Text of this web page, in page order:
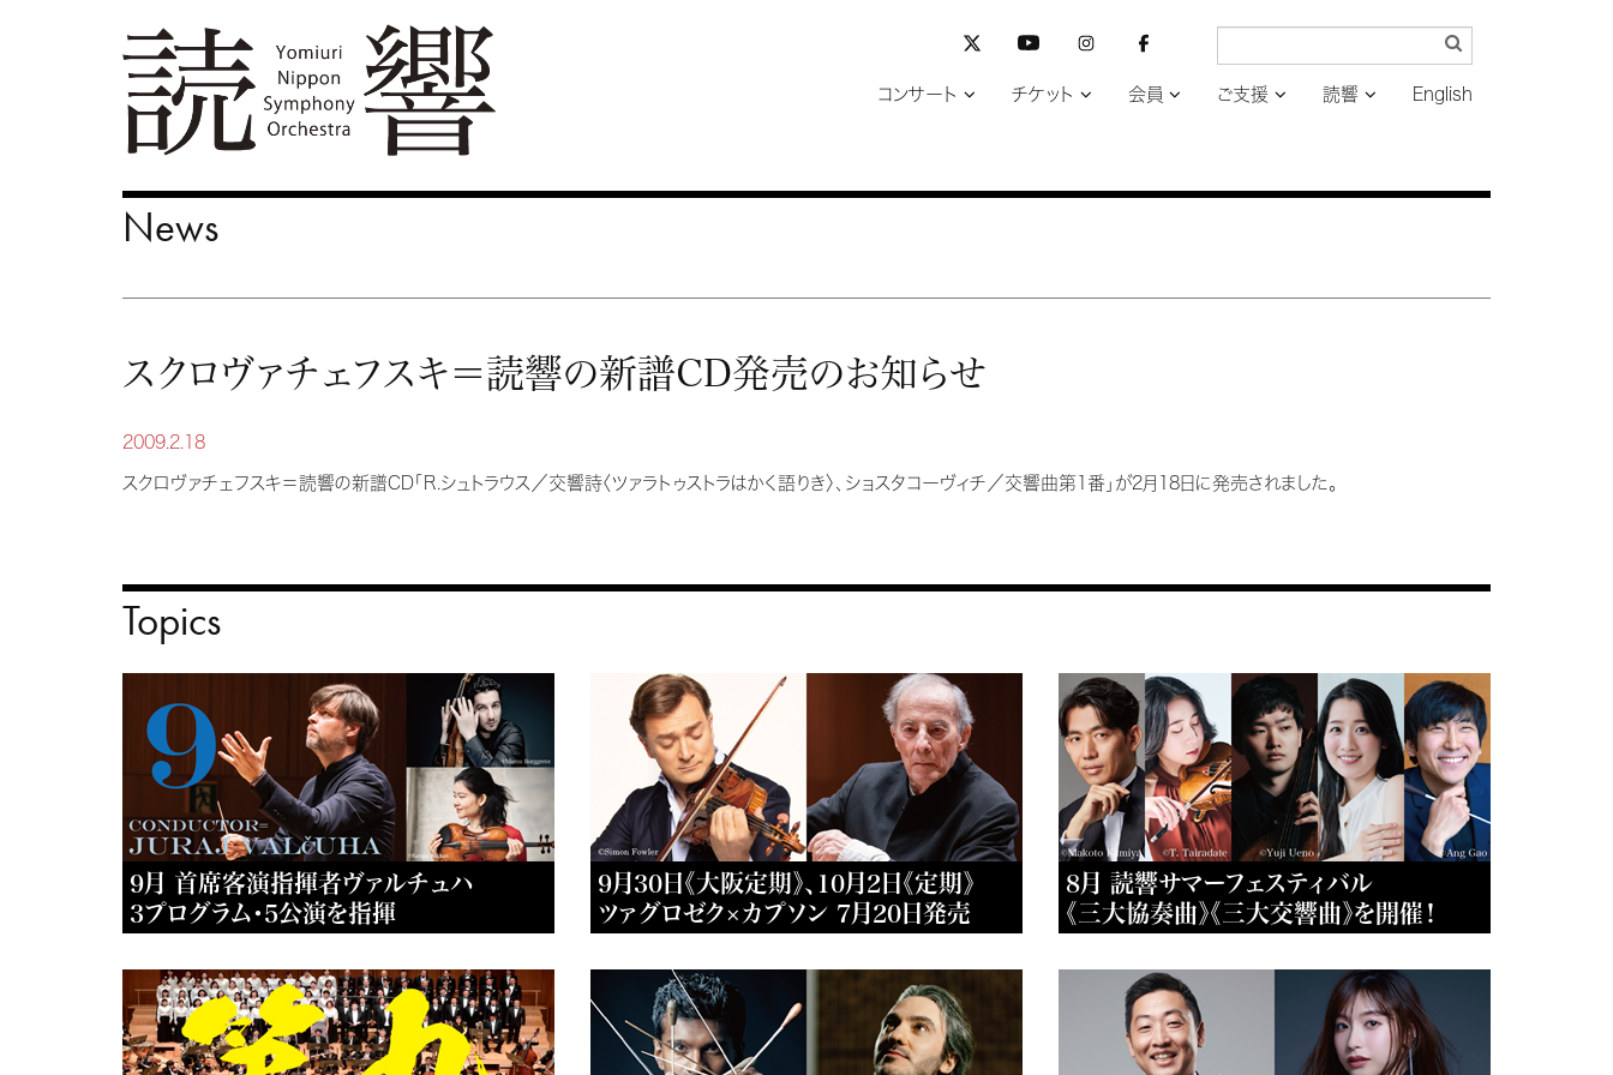
コンサート チケット 会員 ご支援 読響 English
News
スクロヴァチェフスキ＝読響の新譜CD発売のお知らせ
2009.2.18
スクロヴァチェフスキ＝読響の新譜CD「R.シュトラウス／交響詩〈ツァラトゥストラはかく語りき〉、ショスタコーヴィチ／交響曲第1番」が2月18日に発売されました。
Topics
9月 首席客演指揮者ヴァルチュハ
3プログラム・5公演を指揮
9月30日《大阪定期》、10月2日《定期》
ツァグロゼク×カプソン 7月20日発売
8月 読響サマーフェスティバル
《三大協奏曲》《三大交響曲》を開催！